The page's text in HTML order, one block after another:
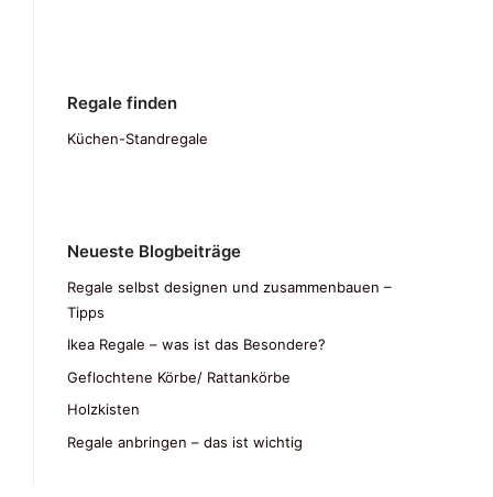
Regale finden
Küchen-Standregale
Neueste Blogbeiträge
Regale selbst designen und zusammenbauen –
Tipps
Ikea Regale – was ist das Besondere?
Geflochtene Körbe/ Rattankörbe
Holzkisten
Regale anbringen – das ist wichtig